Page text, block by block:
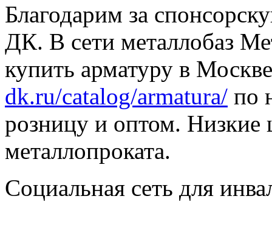
Благодарим за
ДК. В сети металлобаз
купить арматуру в
dk.ru/catalog/armatura/ по
розницу и оптом. Низкие
металлопроката.
Социальная сеть для